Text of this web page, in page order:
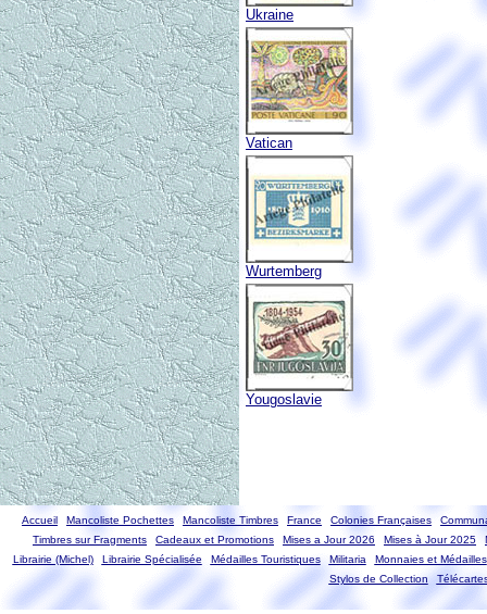
Ukraine
Vatican
Wurtemberg
Yougoslavie
Accueil Mancoliste Pochettes Mancoliste Timbres France Colonies Françaises
Timbres sur Fragments
Cadeaux et Promotions Mises a Jour 2026 Mises à Jour 2025
Librairie (Michel)
Librairie Spécialisée Médailles Touristiques Militaria
Monnaies et Médailles
Stylos de Collection